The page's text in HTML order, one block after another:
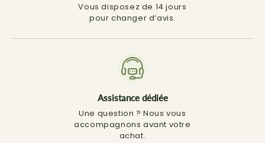
Vous disposez de 14 jours
pour changer d’avis.
Assistance dédiée
Une question ? Nous vous
accompagnons avant votre
achat.